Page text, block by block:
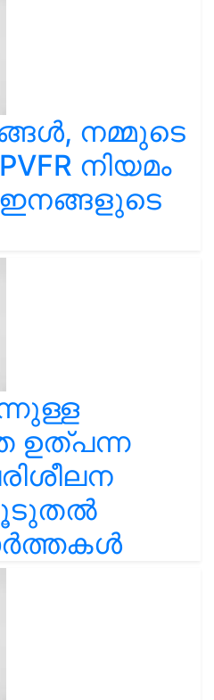
നമ്മുടെ
നിയമം
ഉത്പന്ന
കൂടുതൽ